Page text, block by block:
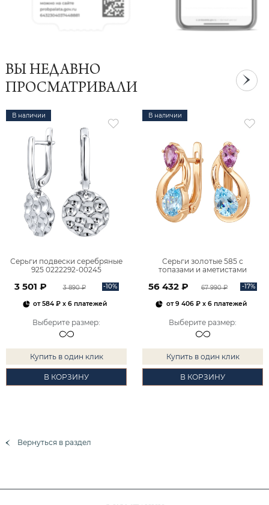
ВЫ НЕДАВНО
ПРОСМАТРИВАЛИ
В наличии
Серьги подвески серебряные
925 0222292-00245
3 501 ₽ 3 890 ₽ -10%
от584 ₽ x 6 платежей
Выберите размер:
Купить в один клик
В КОРЗИНУ
В наличии
Серьги золотые 585 с
топазами и аметистами
56 432 ₽ 67 990 ₽ -17%
от9 406 ₽x 6 платежей
Выберите размер:
Купить в один клик
В КОРЗИНУ
Вернуться в раздел